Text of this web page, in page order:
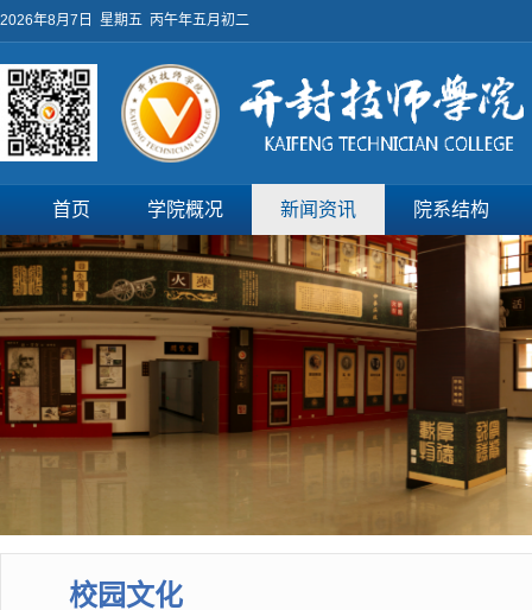
2026年8月7日 星期五 丙午年五月初二
首页 学院概况 新闻资讯 院系结构
校园文化